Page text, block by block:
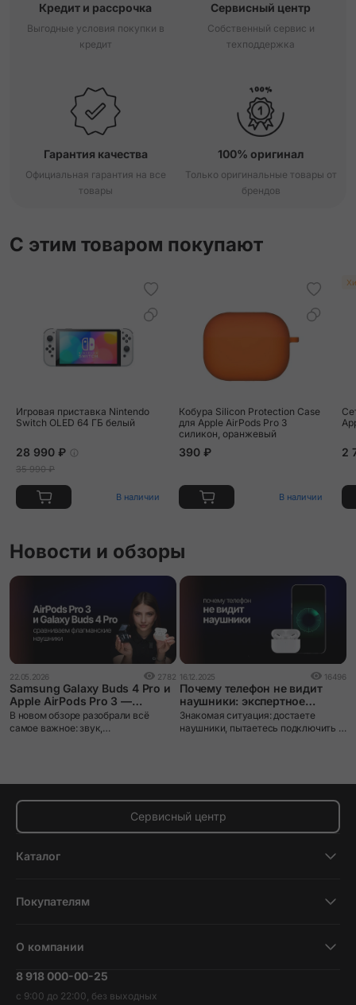
Кредит и рассрочка
Выгодные условия покупки в
кредит
Сервисный центр
Собственный сервис и
техподдержка
Гарантия качества
Официальная гарантия на все
товары
100% оригинал
Только оригинальные товары от
брендов
С этим товаром покупают
Игровая приставка Nintendo
Switch OLED 64 ГБ белый
28 990 ₽
35 990 ₽
В наличии
Кобура Silicon Protection Case
для Apple AirPods Pro 3
силикон, оранжевый
390 ₽
В наличии
2
Новости и обзоры
22.05.2026 2782
Samsung Galaxy Buds 4 Pro и
Apple AirPods Pro 3 —
сравнение двух флагманских
TWS-наушников
В новом обзоре разобрали всё
самое важное: звук,
16.12.2025 16496
Почему телефон не видит
наушники: экспертное
руководство по решению
Знакомая ситуация: достаете
наушники, пытаетесь подключить к
самостоятельно за несколько
минут.
Сервисный центр
Каталог
Планшеты
Наушники и колонки
Покупателям
Трейд-ин
О компании
Вакансии
Контакты
8 918 000-00-25
с 9:00 до 22:00, без выходных